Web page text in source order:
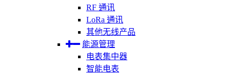
RF 通讯
LoRa 通讯
其他无线产品
能源管理
电表集中器
智能电表